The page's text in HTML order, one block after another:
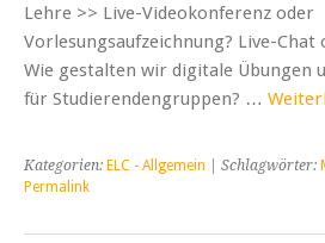
Lehre >> Live-Videokonferenz oder
Vorlesungsaufzeichnung? Live-
Wie gestalten wir digitale Übungen
für Studierendengruppen? …
Kategorien: ELC - Allgemein | Schlagwörter:
Permalink